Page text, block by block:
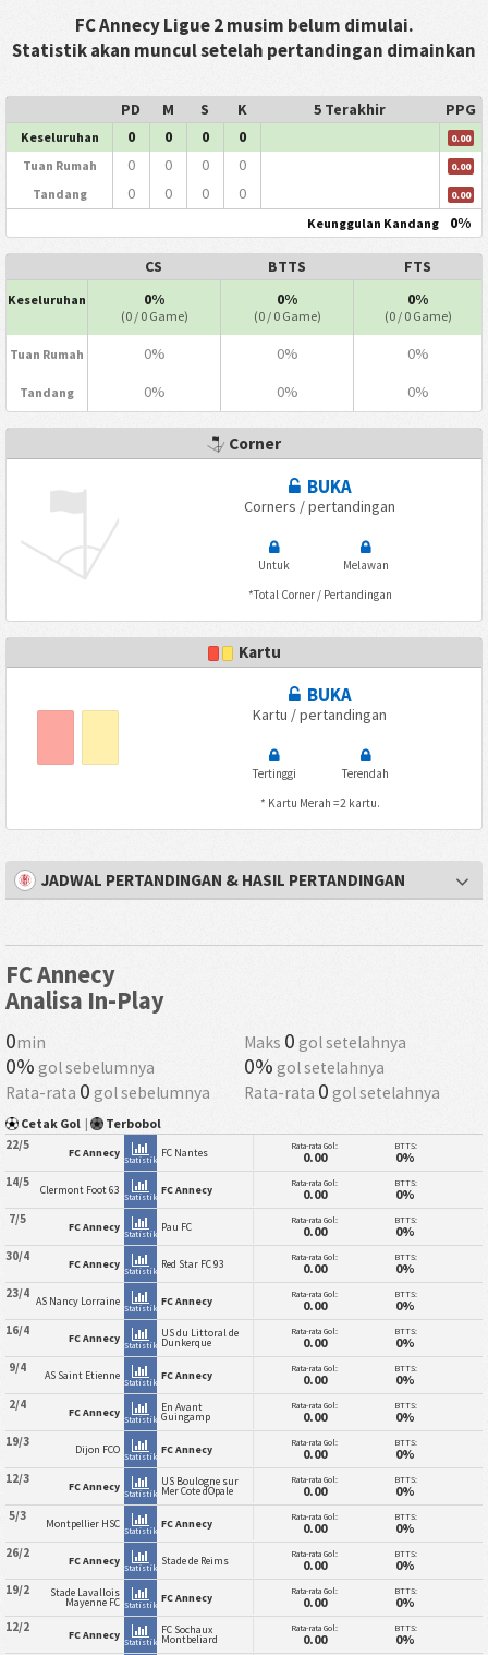
FC Annecy Ligue 2 musim belum dimulai.
Statistik akan muncul setelah pertandingan dimainkan
PD M S K 5 Terakhir PPG
Keseluruhan 0 0 0 0 0.00
Tuan Rumah 0 0 0 0 0.00
Tandang 0 0 0 0 0.00
Keunggulan Kandang 0%
CS BTTS FTS
Keseluruhan 0%
(0 / 0 Game)
0%
(0 / 0 Game)
0%
(0 / 0 Game)
Tuan Rumah 0% 0% 0%
Tandang 0% 0% 0%
Corner
BUKA
Corners / pertandingan
Untuk
Melawan
*Total Corner / Pertandingan
Kartu
BUKA
Kartu / pertandingan
Tertinggi
Terendah
* Kartu Merah =2 kartu.
JADWAL PERTANDINGAN & HASIL PERTANDINGAN
FC Annecy
Analisa In-Play
0min Maks 0 gol setelahnya
0% gol sebelumnya 0% gol setelahnya
Rata-rata 0 gol sebelumnya Rata-rata 0 gol setelahnya
Cetak Gol | Terbobol
22/5 FC Annecy
Statistik
FC Nantes Rata-rata Gol:
0.00
BTTS:
0%
14/5 Clermont Foot 63
Statistik
FC Annecy Rata-rata Gol:
0.00
BTTS:
0%
7/5 FC Annecy
Statistik
Pau FC Rata-rata Gol:
0.00
BTTS:
0%
30/4 FC Annecy
Statistik
Red Star FC 93 Rata-rata Gol:
0.00
BTTS:
0%
23/4 AS Nancy Lorraine
Statistik
FC Annecy Rata-rata Gol:
0.00
BTTS:
0%
16/4 FC Annecy
Statistik
US du Littoral de
Dunkerque
Rata-rata Gol:
0.00
BTTS:
0%
9/4 AS Saint Etienne
Statistik
FC Annecy Rata-rata Gol:
0.00
BTTS:
0%
2/4 FC Annecy
Statistik
En Avant
Guingamp
Rata-rata Gol:
0.00
BTTS:
0%
19/3 Dijon FCO
Statistik
FC Annecy Rata-rata Gol:
0.00
BTTS:
0%
12/3 FC Annecy
Statistik
US Boulogne sur
Mer Cote dOpale
Rata-rata Gol:
0.00
BTTS:
0%
5/3 Montpellier HSC
Statistik
FC Annecy Rata-rata Gol:
0.00
BTTS:
0%
26/2 FC Annecy
Statistik
Stade de Reims Rata-rata Gol:
0.00
BTTS:
0%
19/2 Stade Lavallois
Mayenne FC Statistik
FC Annecy Rata-rata Gol:
0.00
BTTS:
0%
12/2 FC Annecy
Statistik
FC Sochaux
Montbeliard
Rata-rata Gol:
0.00
BTTS:
0%